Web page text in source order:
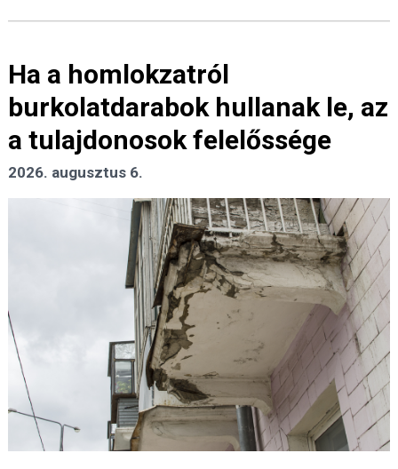
Ha a homlokzatról
burkolatdarabok hullanak le, az
a tulajdonosok felelőssége
2026. augusztus 6.